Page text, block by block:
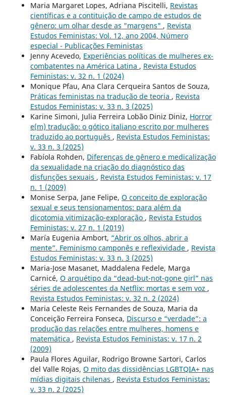
Maria Margaret Lopes, Adriana Piscitelli, Revistas
científicas e a contituição de campo de estudos de
gênero: um olhar desde as "margens" , Revista
Estudos Feministas: Vol. 12, ano 2004, Número
especial - Publicações Feministas
Jenny Acevedo, Experiências políticas de mulheres ex-
combatentes na América Latina , Revista Estudos
Feministas: v. 32 n. 1 (2024)
Monique Pfau, Ana Clara Cerqueira Santos de Souza,
Práticas feministas na tradução de teoria , Revista
Estudos Feministas: v. 33 n. 3 (2025)
Karine Simoni, Julia Ferreira Lobão Diniz Diniz, Horror
e(m) tradução: o gótico italiano escrito por mulheres
traduzido ao português , Revista Estudos Feministas:
v. 33 n. 3 (2025)
Fabíola Rohden, Diferenças de gênero e medicalização
da sexualidade na criação do diagnóstico das
disfunções sexuais , Revista Estudos Feministas: v. 17
n. 1 (2009)
Monise Serpa, Jane Felipe, O conceito de exploração
sexual e seus tensionamentos: para além da
dicotomia vitimização-exploração , Revista Estudos
Feministas: v. 27 n. 1 (2019)
María Eugenia Ambort, “Abrir os olhos, abrir a
mente”. Feminismo camponês e reflexividade , Revista
Estudos Feministas: v. 33 n. 3 (2025)
Maria-Jose Masanet, Maddalena Fedele, Marga
Carnicé, O arquétipo da “dead-but-not-gone girl” nas
séries de adolescentes da Netflix: mortas e sem voz ,
Revista Estudos Feministas: v. 32 n. 2 (2024)
Maria Celeste Reis Fernandes de Souza, Maria da
Conceição Ferreira Fonseca, Discurso e “verdade”: a
produção das relações entre mulheres, homens e
matemática , Revista Estudos Feministas: v. 17 n. 2
(2009)
Paula Flores Aguilar, Rodrigo Browne Sartori, Carlos
del Valle Rojas, O mito das dissidências LGBTQIA+ nas
mídias digitais chilenas , Revista Estudos Feministas:
v. 33 n. 2 (2025)